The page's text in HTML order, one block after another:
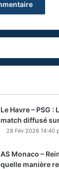
Le Havre – PSG :
match diffusé
28 Fév 2026 14:40
AS Monaco –
quelle manière